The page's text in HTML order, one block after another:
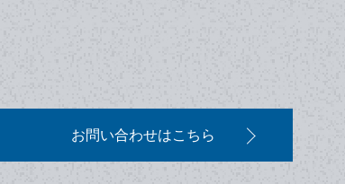
お問い合わせはこちら